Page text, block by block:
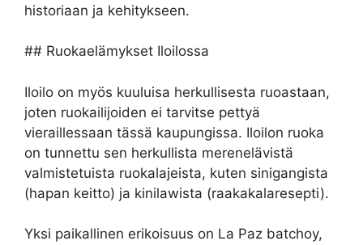
historiaan ja kehitykseen.
## Ruokaelämykset Iloilossa
Iloilo on myös kuuluisa herkullisesta ruoastaan,
joten ruokailijoiden ei tarvitse pettyä
vieraillessaan tässä kaupungissa. Iloilon ruoka
on tunnettu sen herkullista merenelävistä
valmistetuista ruokalajeista, kuten sinigangista
(hapan keitto) ja kinilawista (raakakalaresepti).
Yksi paikallinen erikoisuus on La Paz batchoy,